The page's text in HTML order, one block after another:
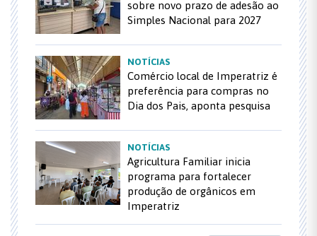
sobre novo prazo de adesão ao
Simples Nacional para 2027
NOTÍCIAS
Comércio local de Imperatriz é
preferência para compras no
Dia dos Pais, aponta pesquisa
NOTÍCIAS
Agricultura Familiar inicia
programa para fortalecer
produção de orgânicos em
Imperatriz